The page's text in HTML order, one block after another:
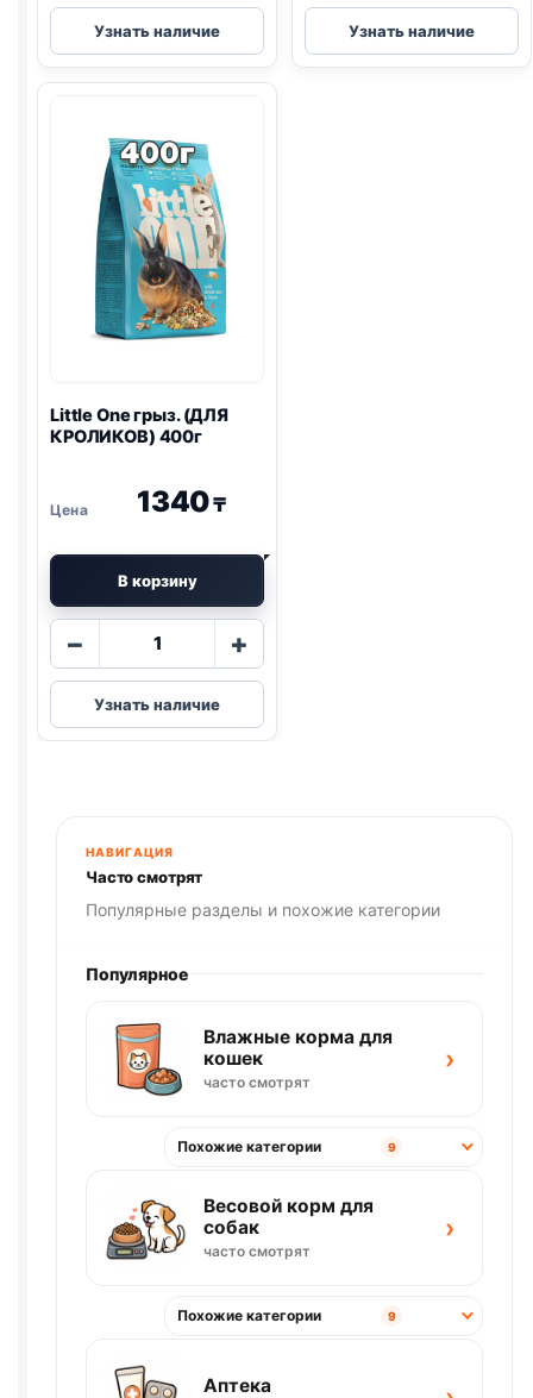
Little
One
грыз.
СВИНОК)
400г
Узнать наличие
Little
One
грыз.
Узнать наличие
Little Oneгрыз. (ДЛЯ
КРОЛИКОВ) 400г
1340₸
В корзину
−
Количество
Little
One
грыз.
+
Узнать наличие
НАВИГАЦИЯ
Часто смотрят
Популярные разделы и похожие категории
Популярное
Влажные корма для
кошек
часто смотрят
›
Похожие категории 9
Весовой корм для
собак
часто смотрят
›
Похожие категории 9
Аптека